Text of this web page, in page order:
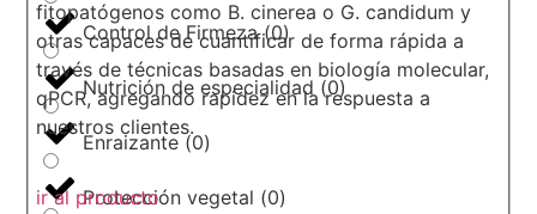
Control de Firmeza (0)
Nutrición de especialidad (0)
Enraizante (0)
Protección vegetal (0)
fitopatógenos como B. cinerea o G. candidum y
otras capaces de cuantificar de forma rápida a
través de técnicas basadas en biología molecular,
qPCR, agregando rapidez en la respuesta a
nuestros clientes.
ir al producto